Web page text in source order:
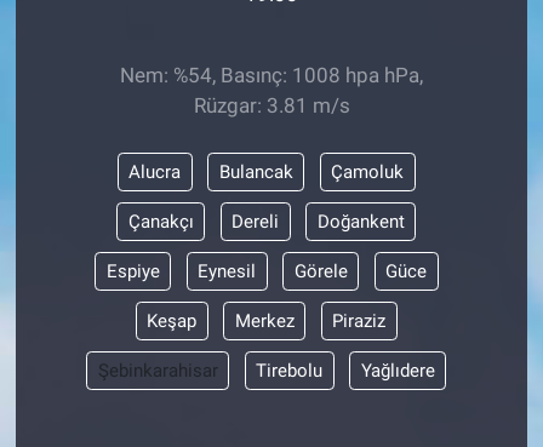
Nem: %54, Basınç: 1008 hpa hPa,
Rüzgar: 3.81 m/s
Alucra Bulancak Çamoluk
Çanakçı Dereli Doğankent
Espiye Eynesil Görele Güce
Keşap Merkez Piraziz
Şebinkarahisar Tirebolu Yağlıdere